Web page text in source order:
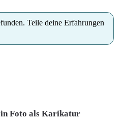
Teile deine Erfahrungen
Foto als Karikatur